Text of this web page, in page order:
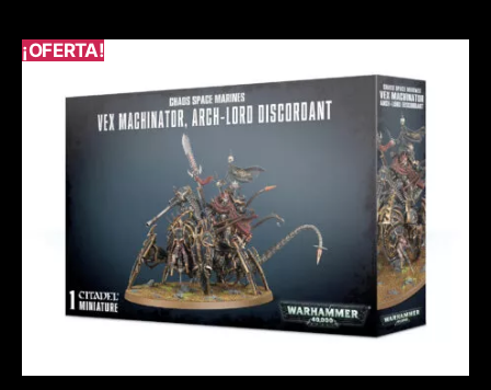
¡OFERTA!